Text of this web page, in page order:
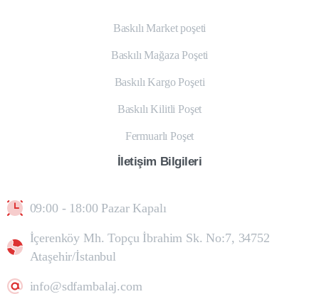
Baskılı Market poşeti
Baskılı Mağaza Poşeti
Baskılı Kargo Poşeti
Baskılı Kilitli Poşet
Fermuarlı Poşet
İletişim Bilgileri
09:00 - 18:00 Pazar Kapalı
İçerenköy Mh. Topçu İbrahim Sk. No:7, 34752
Ataşehir/İstanbul
info@sdfambalaj.com